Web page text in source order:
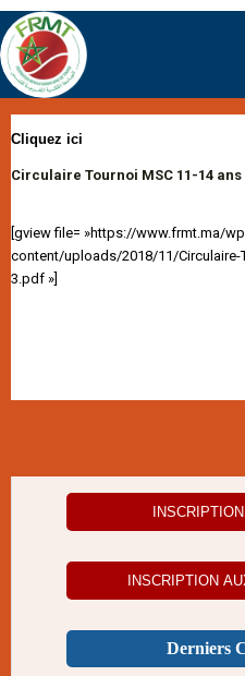
Cliquez ici
Circulaire Tournoi MSC 11-14 ans
[gview file= »https://www.frmt.ma/
content/uploads/2018/11/Circulaire-
3.pdf »]
INSCRIPTION
Derniers